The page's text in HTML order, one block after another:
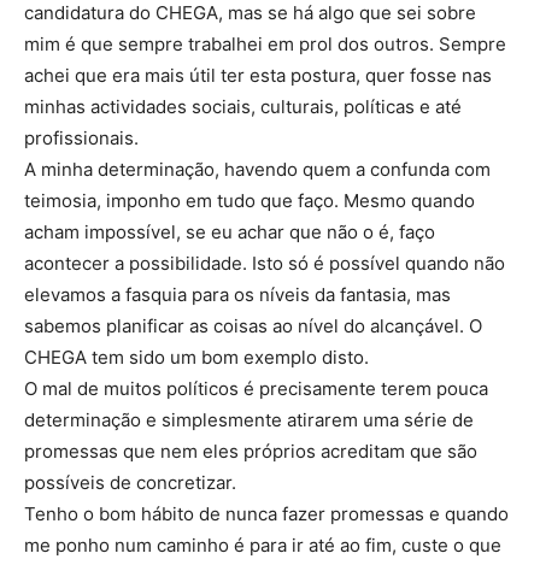
candidatura do CHEGA, mas se há algo que sei sobre
mim é que sempre trabalhei em prol dos outros. Sempre
achei que era mais útil ter esta postura, quer fosse nas
minhas actividades sociais, culturais, políticas e até
profissionais.
A minha determinação, havendo quem a confunda com
teimosia, imponho em tudo que faço. Mesmo quando
acham impossível, se eu achar que não o é, faço
acontecer a possibilidade. Isto só é possível quando não
elevamos a fasquia para os níveis da fantasia, mas
sabemos planificar as coisas ao nível do alcançável. O
CHEGA tem sido um bom exemplo disto.
O mal de muitos políticos é precisamente terem pouca
determinação e simplesmente atirarem uma série de
promessas que nem eles próprios acreditam que são
possíveis de concretizar.
Tenho o bom hábito de nunca fazer promessas e quando
me ponho num caminho é para ir até ao fim, custe o que